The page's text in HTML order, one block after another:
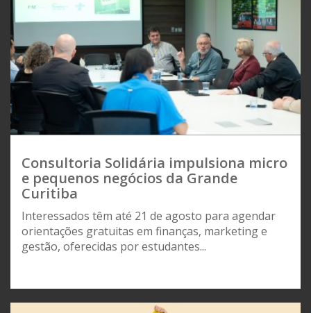
Consultoria Solidária impulsiona micro
e pequenos negócios da Grande
Curitiba
Interessados têm até 21 de agosto para agendar
orientações gratuitas em finanças, marketing e
gestão, oferecidas por estudantes...